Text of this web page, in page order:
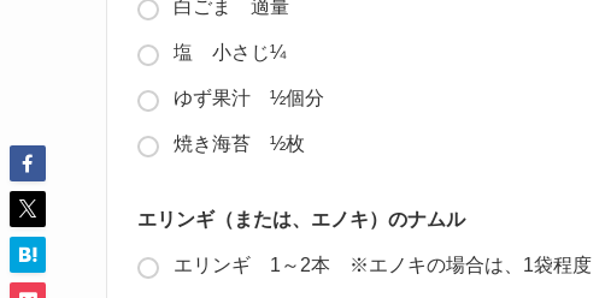
白ごま 適量
塩 小さじ¼
ゆず果汁 ½個分
焼き海苔 ½枚
エリンギ（または、エノキ）のナムル
エリンギ 1～2本 ※エノキの場合は、1袋程度